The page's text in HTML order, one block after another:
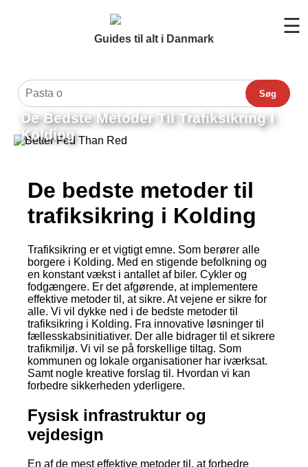
Guides til alt i Danmark
☰
Søg
De Bedste Metoder Til Trafiksikring I
Kolding
De bedste metoder til
trafiksikring i Kolding
Trafiksikring er et vigtigt emne. Som berører alle
borgere i Kolding. Med en stigende befolkning og
en konstant vækst i antallet af biler. Cykler og
fodgængere. Er det afgørende, at implementere
effektive metoder til, at sikre. At vejene er sikre for
alle. Vi vil dykke ned i de bedste metoder til
trafiksikring i Kolding. Fra innovative løsninger til
fællesskabsinitiativer. Der alle bidrager til et sikrere
trafikmiljø. Vi vil se på forskellige tiltag. Som
kommunen og lokale organisationer har iværksat.
Samt nogle kreative forslag til. Hvordan vi kan
forbedre sikkerheden yderligere.
Fysisk infrastruktur og
vejdesign
En af de mest effektive metoder til, at forbedre